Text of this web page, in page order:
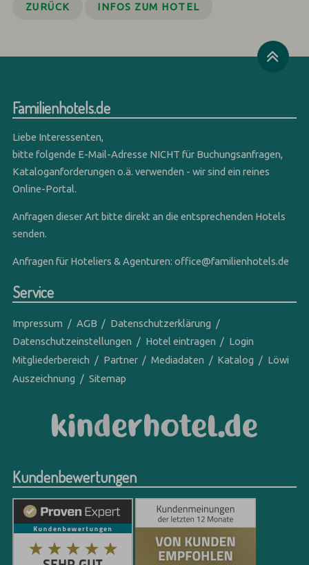
ZURÜCK INFOS ZUM HOTEL
Familienhotels.de
Liebe Interessenten,
bitte folgende E-Mail-Adresse NICHT für Buchungsanfragen,
Kataloganforderungen o.ä. verwenden - wir sind ein reines
Online-Portal.
Anfragen dieser Art bitte direkt an die entsprechenden Hotels
senden.
Anfragen für Hoteliers & Agenturen:office@familienhotels.de
Service
Impressum AGB
Datenschutzerklärung
Datenschutzeinstellungen
Hotel eintragen
Login
Mitgliederbereich
Partner Mediadaten Katalog
Löwi
Auszeichnung
Sitemap
Kundenbewertungen